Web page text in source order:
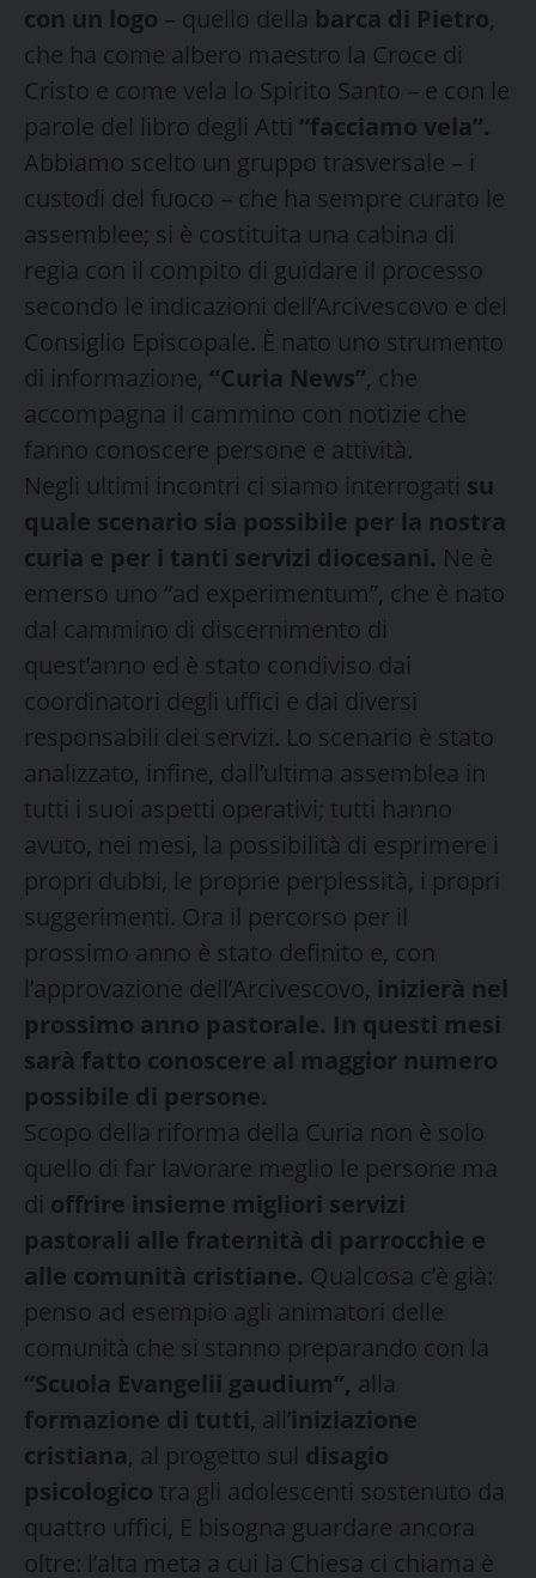
con un logo – quello della barca di Pietro,
che ha come albero maestro la Croce di
Cristo e come vela lo Spirito Santo – e con le
parole del libro degli Atti “facciamo vela”.
Abbiamo scelto un gruppo trasversale – i
custodi del fuoco – che ha sempre curato le
assemblee; si è costituita una cabina di
regia con il compito di guidare il processo
secondo le indicazioni dell’Arcivescovo e del
Consiglio Episcopale. È nato uno strumento
di informazione, “Curia News”, che
accompagna il cammino con notizie che
fanno conoscere persone e attività.
Negli ultimi incontri ci siamo interrogati su
quale scenario sia possibile per la nostra
curia e per i tanti servizi diocesani. Ne è
emerso uno “ad experimentum”, che è nato
dal cammino di discernimento di
quest’anno ed è stato condiviso dai
coordinatori degli uffici e dai diversi
responsabili dei servizi. Lo scenario è stato
analizzato, infine, dall’ultima assemblea in
tutti i suoi aspetti operativi; tutti hanno
avuto, nei mesi, la possibilità di esprimere i
propri dubbi, le proprie perplessità, i propri
suggerimenti. Ora il percorso per il
prossimo anno è stato definito e, con
l’approvazione dell’Arcivescovo, inizierà nel
prossimo anno pastorale. In questi mesi
sarà fatto conoscere al maggior numero
possibile di persone.
Scopo della riforma della Curia non è solo
quello di far lavorare meglio le persone ma
di offrire insieme migliori servizi
pastorali alle fraternità di parrocchie e
alle comunità cristiane. Qualcosa c’è già:
penso ad esempio agli animatori delle
comunità che si stanno preparando con la
“Scuola Evangelii gaudium”, alla
formazione di tutti, all’iniziazione
cristiana, al progetto sul disagio
psicologico tra gli adolescenti sostenuto da
quattro uffici, E bisogna guardare ancora
oltre: l’alta meta a cui la Chiesa ci chiama è